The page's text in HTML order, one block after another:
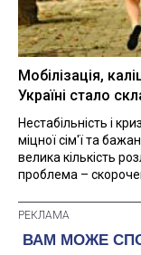
Мобілізація,
Україні стало
Нестабільність і
міцної сім'ї та
велика кількість
проблема –